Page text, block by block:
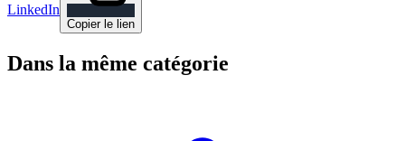
LinkedIn
Copier le lien
Dans la même catégorie